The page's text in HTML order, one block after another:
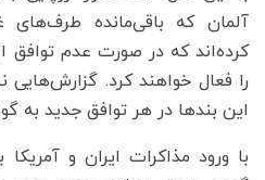
آلمان که باقی‌مانده طرف‌های
کرده‌اند که در صورت عدم توافق
را فعال خواهند کرد. گزارش‌هایی
این بندها در هر توافق جدید به
با ورود مذاکرات ایران و